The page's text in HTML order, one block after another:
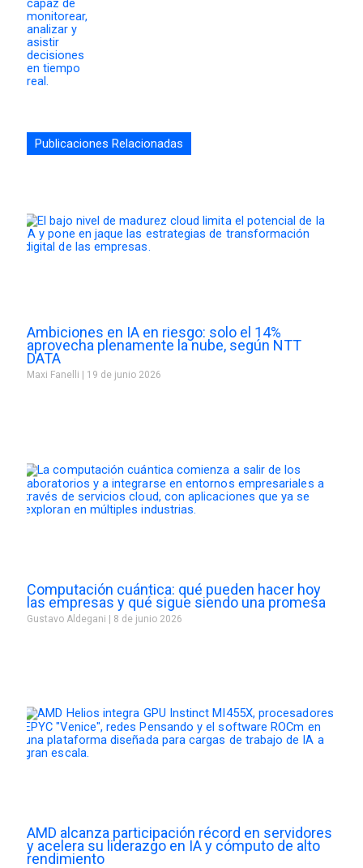
Publicaciones Relacionadas
Ambiciones en IA en riesgo: solo el 14%
aprovecha plenamente la nube, según NTT
DATA
Maxi Fanelli 19 de junio 2026
Computación cuántica: qué pueden hacer hoy
las empresas y qué sigue siendo una promesa
Gustavo Aldegani 8 de junio 2026
AMD alcanza participación récord en servidores
y acelera su liderazgo en IA y cómputo de alto
rendimiento